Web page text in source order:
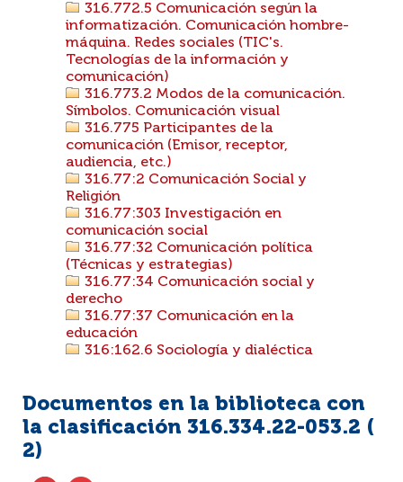
316.772.5 Comunicación según la
informatización. Comunicación hombre-
máquina. Redes sociales (TIC's.
Tecnologías de la información y
comunicación)
316.773.2 Modos de la comunicación.
Símbolos. Comunicación visual
316.775 Participantes de la
comunicación (Emisor, receptor,
audiencia, etc.)
316.77:2 Comunicación Social y
Religión
316.77:303 Investigación en
comunicación social
316.77:32 Comunicación política
(Técnicas y estrategias)
316.77:34 Comunicación social y
derecho
316.77:37 Comunicación en la
educación
316:162.6 Sociología y dialéctica
Documentos en la biblioteca con
la clasificación 316.334.22-053.2 (
2)